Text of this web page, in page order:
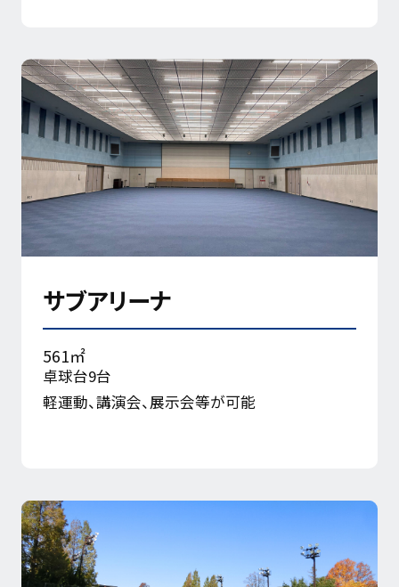
サブアリーナ
561㎡
卓球台9台
軽運動、講演会、展示会等が可能